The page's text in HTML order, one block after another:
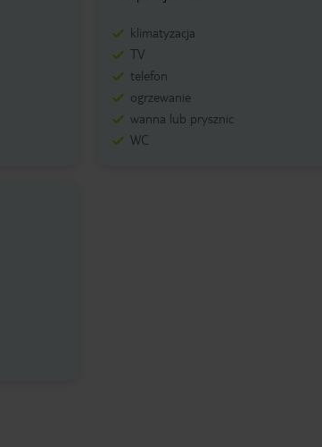
klimatyzacja
TV
telefon
ogrzewanie
wanna lub prysznic
WC